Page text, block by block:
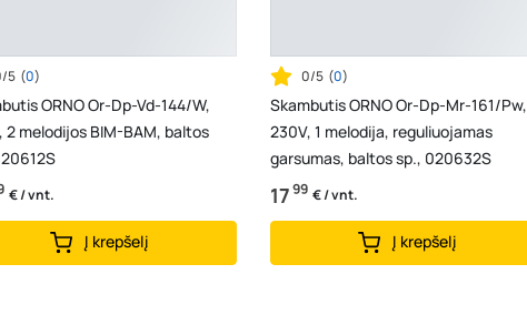
5 (0)
ORNO Or-Dp-Vd-144/W,
2 melodijos BIM-BAM, baltos
€ / vnt.
Į krepšelį
0/5 (0)
Skambutis ORNO Or-Dp-Mr-161/Pw,
230V, 1 melodija, reguliuojamas
garsumas, baltos sp., 020632S
1799 € / vnt.
Į krepšelį